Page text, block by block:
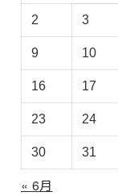
の
ア
ー
カ
イ
ブ
2 3
9 10
16 17
23 24
30 31
« 6月